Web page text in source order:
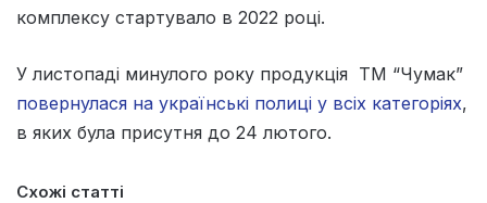
комплексу стартувало в 2022 році.
У листопаді минулого року продукція ТМ “Чумак”
повернулася на українські полиці у всіх категоріях,
в яких була присутня до 24 лютого.
Схожі статті